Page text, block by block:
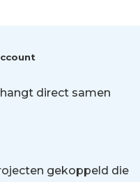
direct samen
gekoppeld die